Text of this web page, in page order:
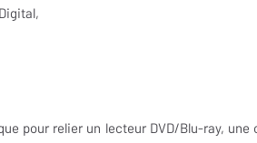
pour relier un lecteur DVD/Blu-ray,